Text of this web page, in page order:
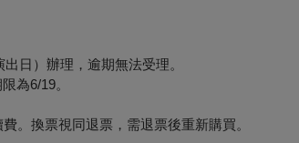
日）辦理，逾期無法受理。
為6/19。
。換票視同退票，需退票後重新購買。